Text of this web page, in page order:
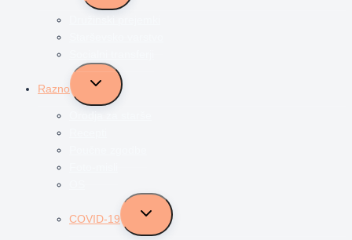
menu
Razno
Toggle
menu
COVID-19
Toggle
menu